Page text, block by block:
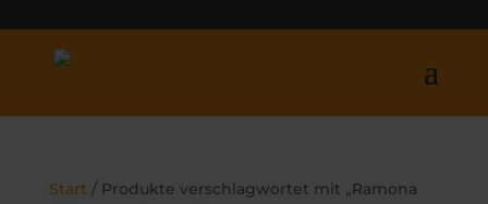
Start / Produkte verschlagwortet mit „Ramona